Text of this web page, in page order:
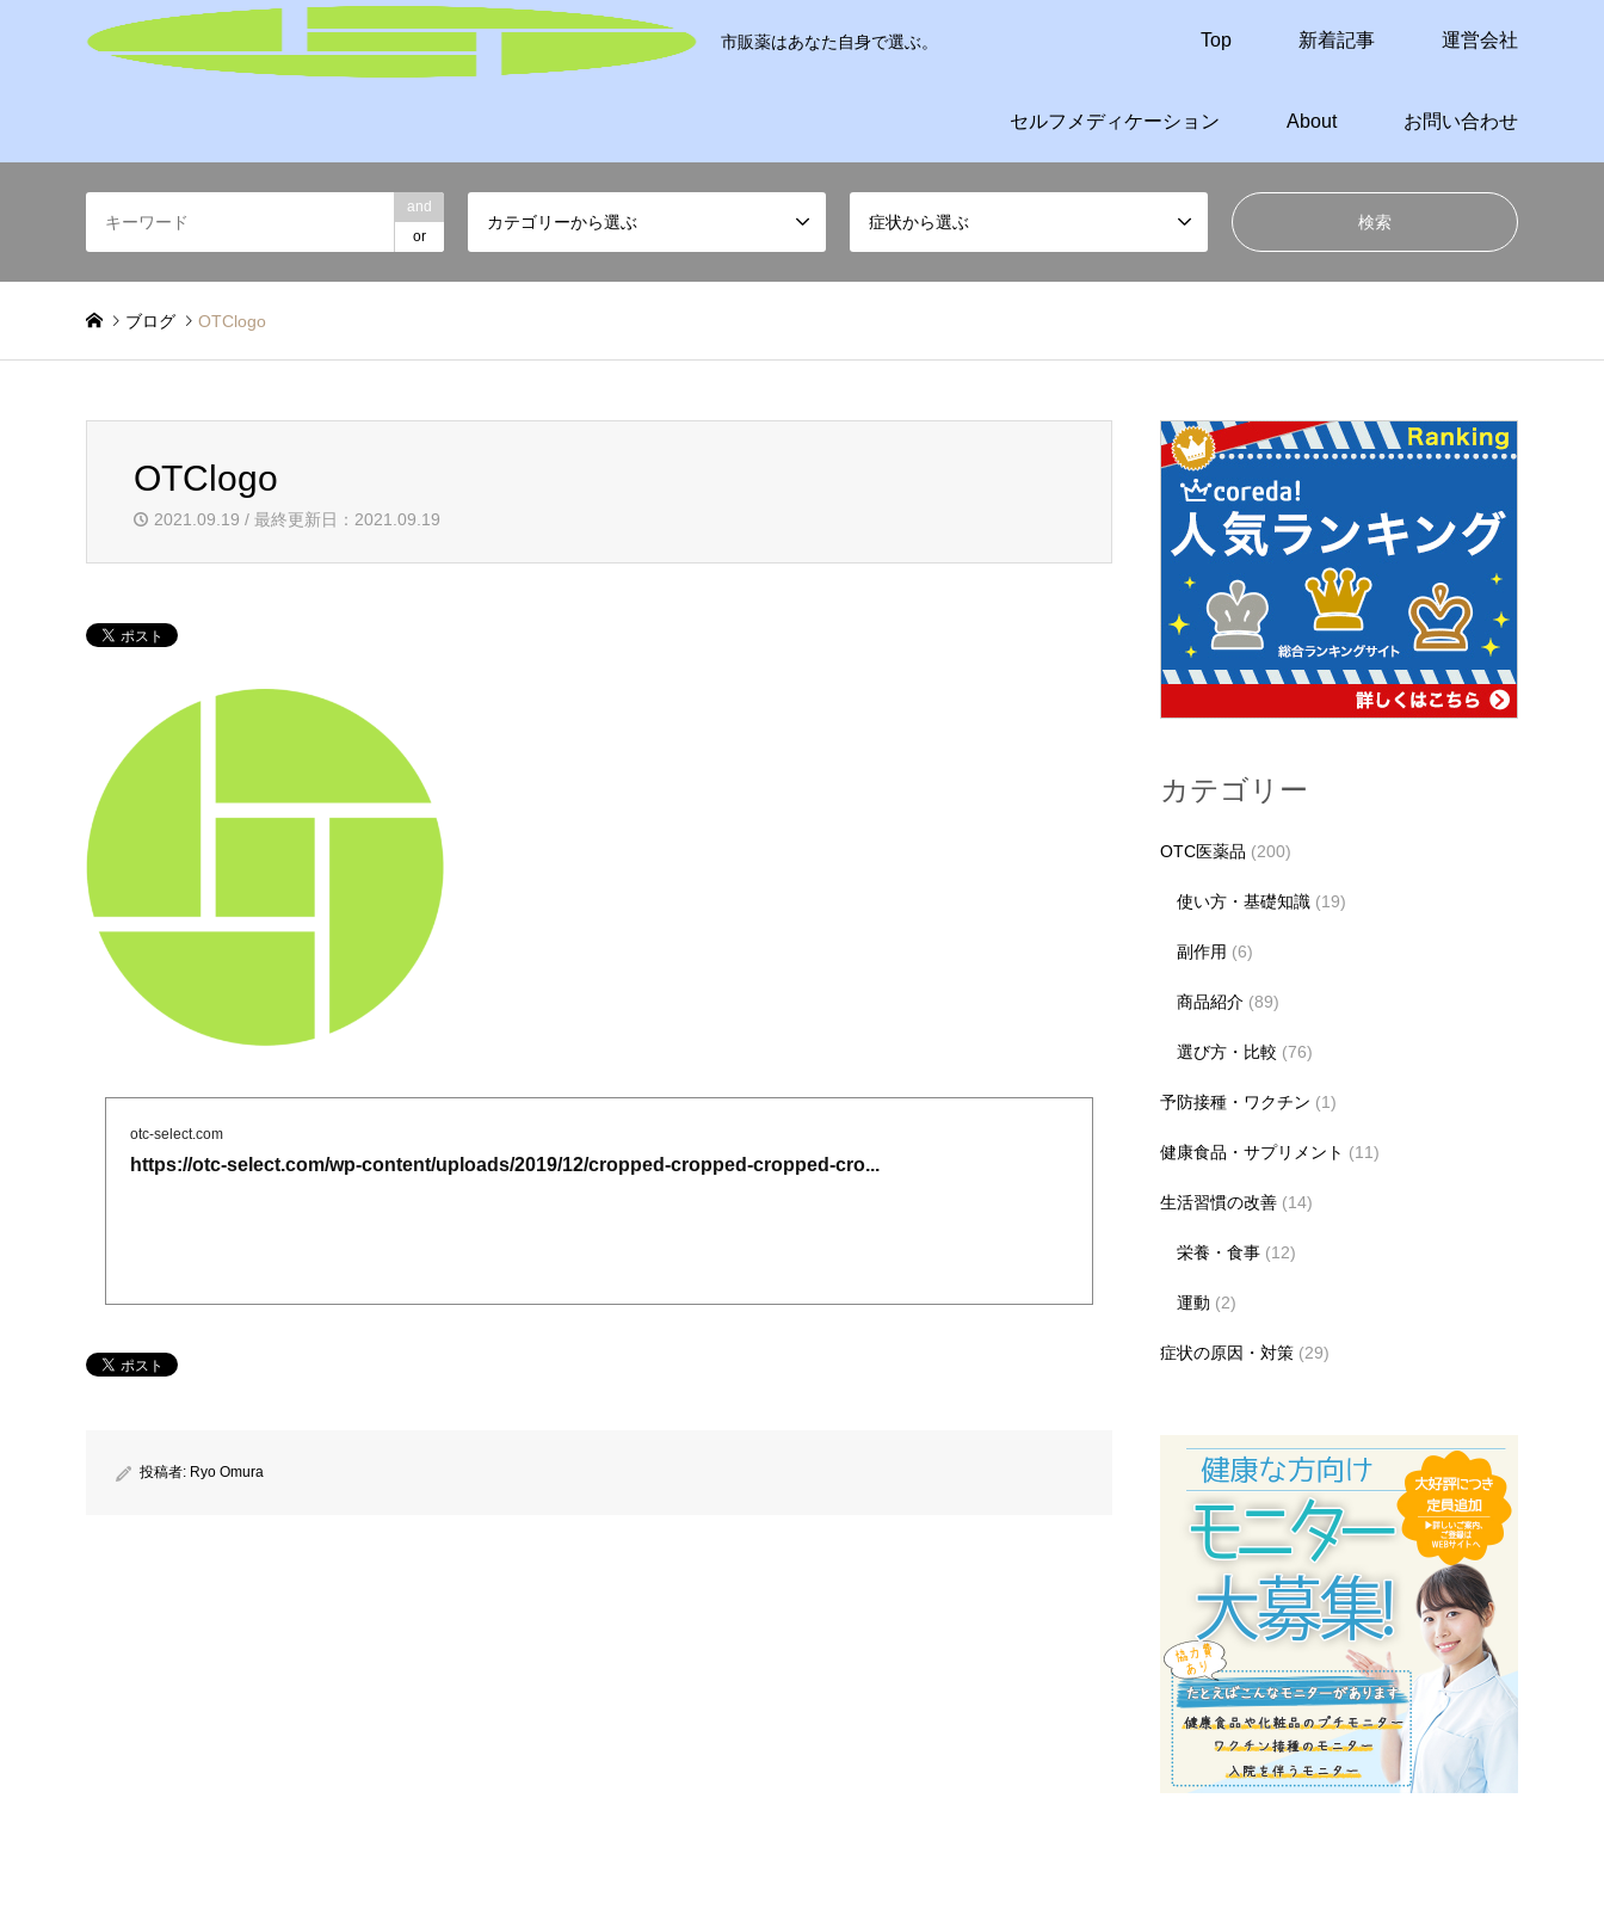
市販薬はあなた自身で選ぶ。 Top 新着記事 運営会社
セルフメディケーション About お問い合わせ
and
or
カテゴリーから選ぶ 症状から選ぶ
ブログ OTClogo
OTClogo
2021.09.19 / 最終更新日：2021.09.19
otc-select.com
https://otc-select.com/wp-content/uploads/2019/12/cropped-cropped-cropped-cro...
投稿者: Ryo Omura
カテゴリー
OTC医薬品 (200)
使い方・基礎知識 (19)
副作用 (6)
商品紹介 (89)
選び方・比較 (76)
予防接種・ワクチン (1)
健康食品・サプリメント (11)
生活習慣の改善 (14)
栄養・食事 (12)
運動 (2)
症状の原因・対策 (29)